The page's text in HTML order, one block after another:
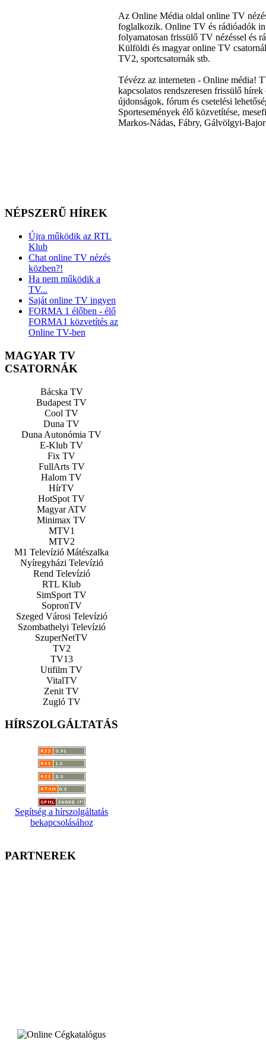
NÉPSZERŰ HÍREK
Újra működik az RTL
Klub
Chat online TV nézés
közben?!
Ha nem működik a
TV...
Saját online TV ingyen
FORMA 1 élőben - élő
FORMA1 közvetítés az
Online TV-ben
MAGYAR TV
CSATORNÁK
Bácska TV
Budapest TV
Cool TV
Duna TV
Duna Autonómia TV
E-Klub TV
Fix TV
FullArts TV
Halom TV
HírTV
HotSpot TV
Magyar ATV
Minimax TV
MTV1
MTV2
M1 Televízió Mátészalka
Nyíregyházi Televízió
Rend Televízió
RTL Klub
SimSport TV
SopronTV
Szeged Városi Televízió
Szombathelyi Televízió
SzuperNetTV
TV2
TV13
Utifilm TV
VitalTV
Zenit TV
Zugló TV
HÍRSZOLGÁLTATÁS
Segítség a hírszolgáltatás
bekapcsolásához
PARTNEREK
Az Online Média oldal online TV
foglalkozik. Online TV és rádióadók
folyamatosan frissülő TV nézéssel és
Külföldi és magyar online TV
TV2, sportcsatornák stb.
Tévézz az interneten - Online média!
kapcsolatos rendszeresen frissülő
újdonságok, fórum és csetelési
Sportesemények élő közvetítése,
Markos-Nádas, Fábry, Gálvölgyi-